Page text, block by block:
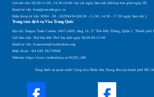
Giờ mở cửa: 08:30-11:00, 14:30-16:00 vào các ngày làm việc (không bao gồm ngày lễ)
Email tư vấn: hcm@csm.mfa.gov.cn
Điện thoại tư vấn: 0084 - 28 - 38296434 (08:30 - 11:30, 14:30 - 17:30 ngày làm việc )
Trung tâm dịch vụ Visa Trung Quốc
Địa chỉ: Saigon Trade Center, 1607-1609, tầng 16, 37 Tôn Đức Thắng, Quận 1, Thành phố
Giờ làm việc: Thứ Hai đến Thứ Sáu (trừ ngày lễ) 09:00-15:00
Email tư vấn: hcmcenter@visaforchina.org
Điện thoại: +84 028 38278968
Website: https://www.visaforchina.cn/SGN3_ZH/
Tổng lãnh sự quán nước Cộng hòa Nhân dân Trung Hoa tại thành phố Hồ